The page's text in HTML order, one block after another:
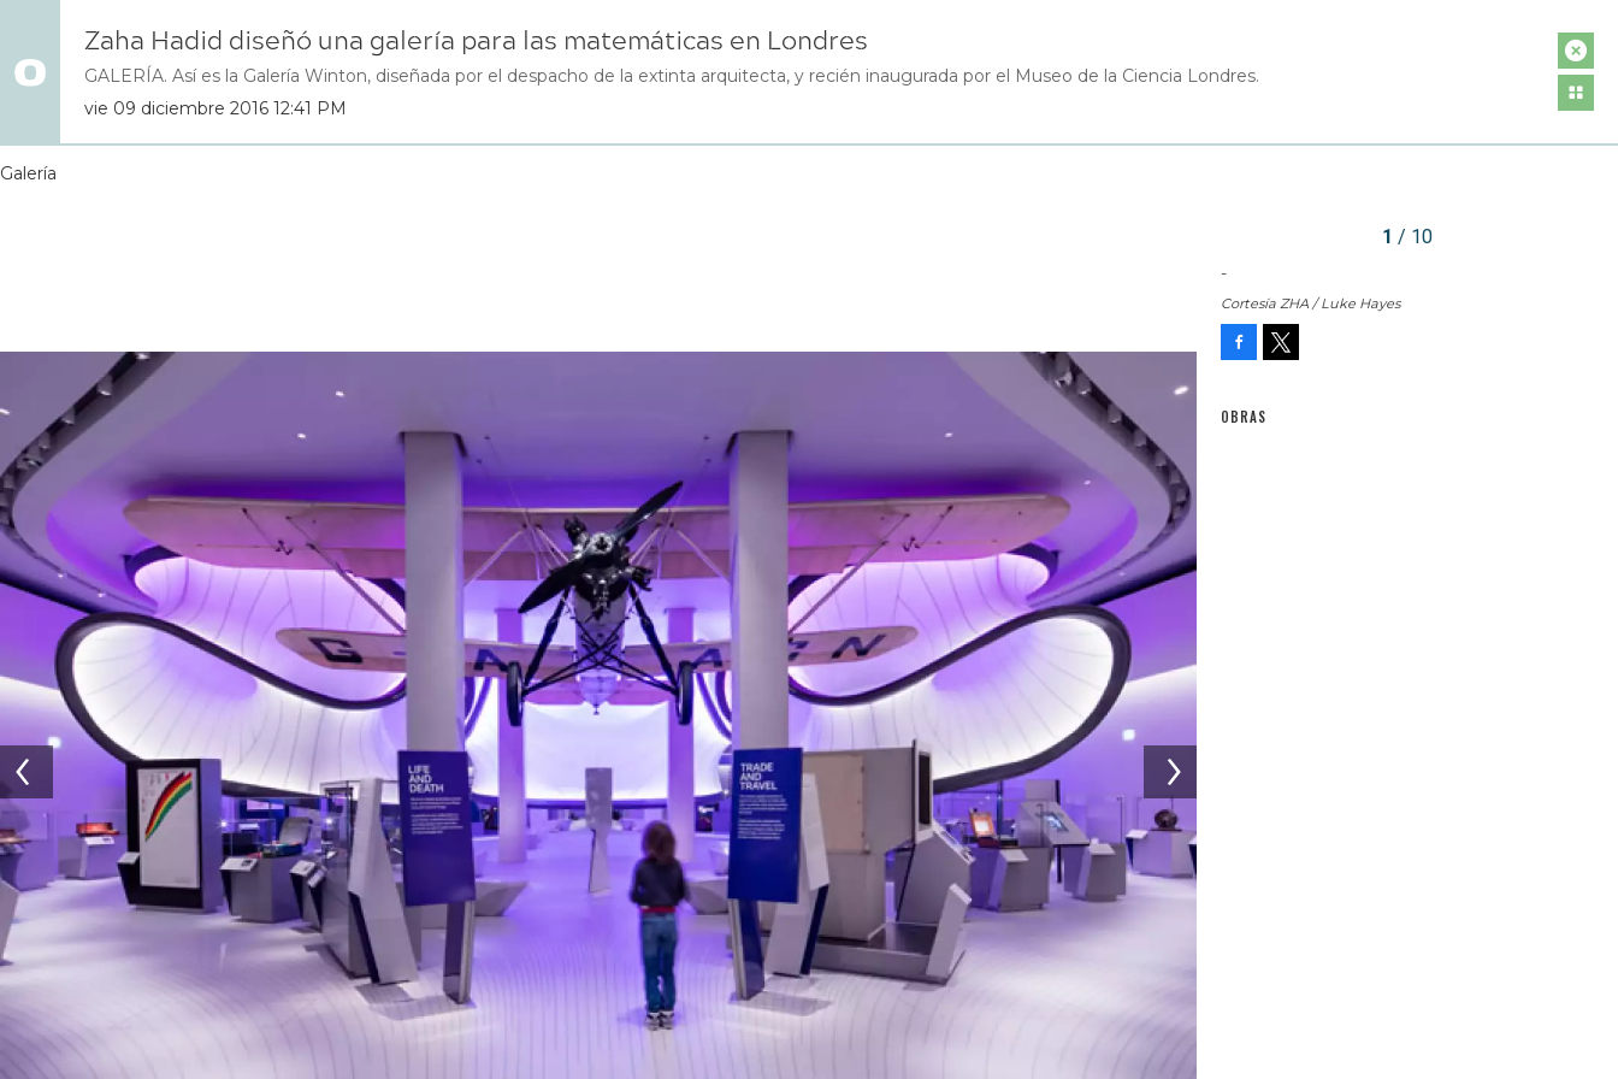
Zaha Hadid diseñó una galería para las matemáticas en Londres
GALERÍA. Así es la Galería Winton, diseñada por el despacho de la extinta arquitecta, y recién inaugurada por el Museo de la Ciencia Londres.
vie 09 diciembre 2016 12:41 PM
Galería
OBRAS
1 / 10
-
Cortesía ZHA / Luke Hayes